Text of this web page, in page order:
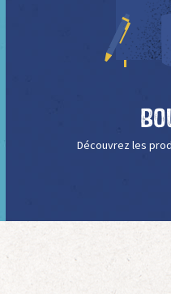
Découvrez les